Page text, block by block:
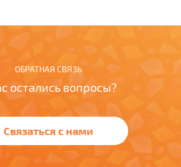
ОБРАТНАЯ СВЯЗЬ
остались вопросы?
Связаться с нами